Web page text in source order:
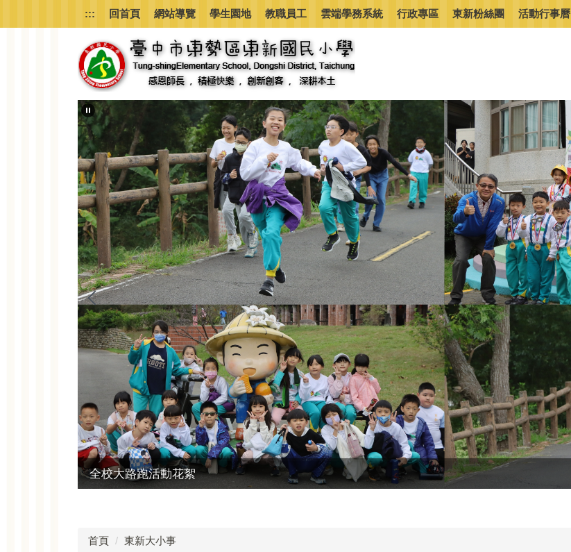
到
::: 回首頁 網站導覽 學生園地 教職員工 雲端學務系統 行政專區 東新粉絲團 活動行事曆
校園溫馨環境
首頁 東新大小事